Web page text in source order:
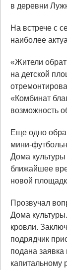
в деревни
На встрече с
наиболее
«Жители
на детской
«Комбинат
возможность
Еще одно
мини-
Дома культуры
ближайшее
новой
Прозвучал
Дома
кровли.
подрядчик
подана заявка
капитальному